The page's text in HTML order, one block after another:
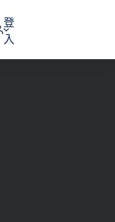
登
入